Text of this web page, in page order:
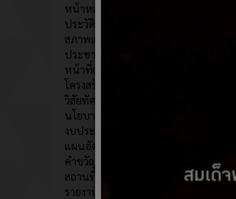
หน้าหลัก
ประวัติความเป็นมา
สภาพและข้อมูลพื้นฐาน
ประชากร
หน้าที่และอำนาจ
โครงสร้างองค์กร
วิสัยทัศน์/พันธกิจ
นโยบายการบริหารงาน
งบประมาณ
แผนอัตรากำลัง
คำขวัญประจำตำบล
สถานที่ท่องเที่ยวอบต.ก้านเหลือง
รายงานภูมิปัญญาท้องถิ่น